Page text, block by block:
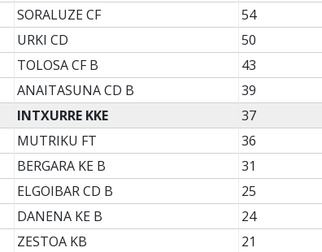
SORALUZE CF 54
URKI CD 50
TOLOSA CF B 43
ANAITASUNA CD B 39
INTXURRE KKE 37
MUTRIKU FT 36
BERGARA KE B 31
ELGOIBAR CD B 25
DANENA KE B 24
ZESTOA KB 21